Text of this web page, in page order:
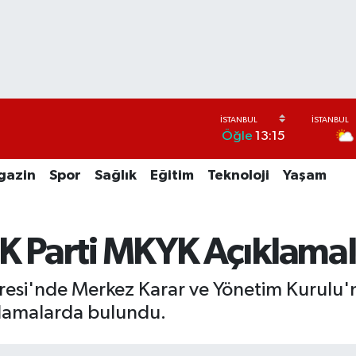
Öğle 13:15
Spor Sağlık Eğitim Teknoloji Yaşam
Parti MKYK
Merkez Karar ve Yönetim
bulundu.